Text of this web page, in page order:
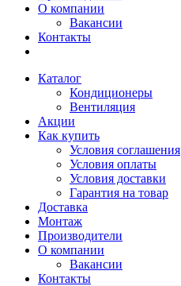
О компании
Вакансии
Контакты
Каталог
Кондиционеры
Вентиляция
Акции
Как купить
Условия соглашения
Условия оплаты
Условия доставки
Гарантия на товар
Доставка
Монтаж
Производители
О компании
Вакансии
Контакты